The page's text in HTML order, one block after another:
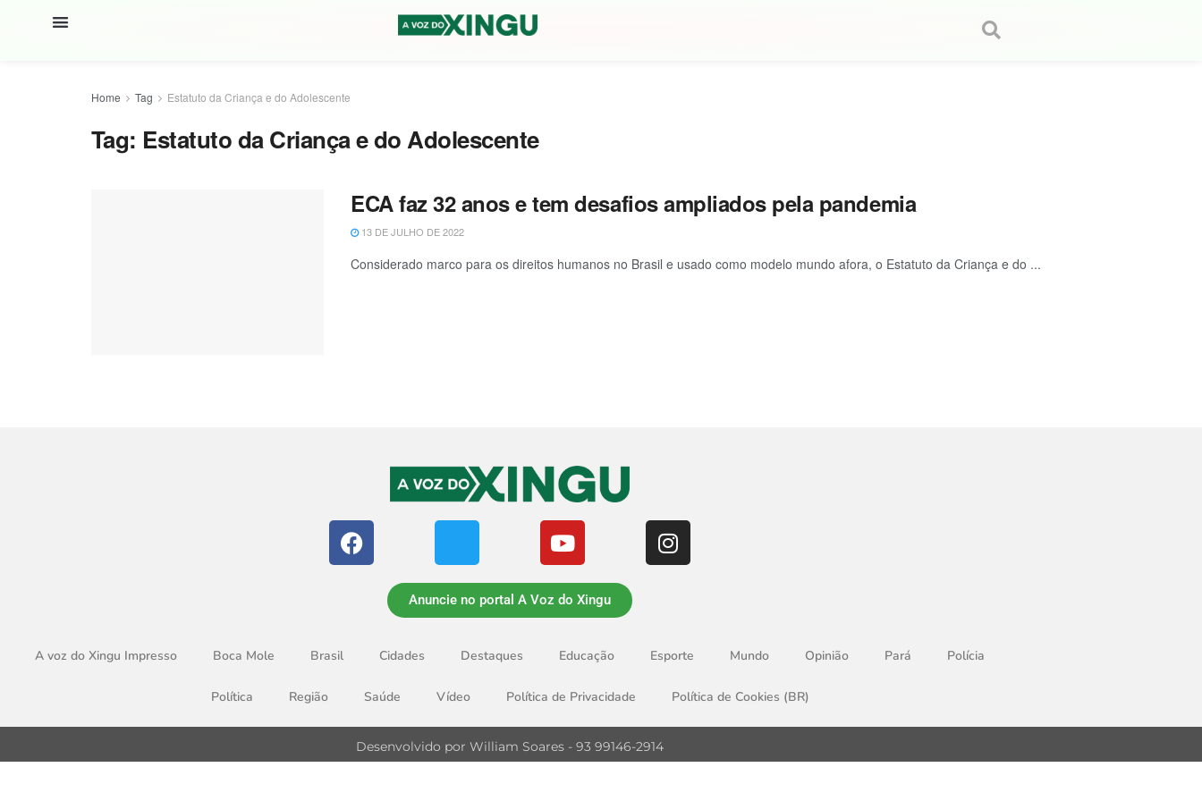
Home Tag Estatuto da Criança e do Adolescente
Tag: Estatuto da Criança e do Adolescente
ECA faz 32 anos e tem desafios ampliados pela pandemia
13 DE JULHO DE 2022
Considerado marco para os direitos humanos no Brasil e usado como modelo mundo afora, o Estatuto da Criança e do ...
Anuncie no portal A Voz do Xingu
A voz do Xingu Impresso Boca Mole Brasil Cidades Destaques Educação Esporte Mundo Opinião Pará Polícia
Política Região Saúde Vídeo Política de Privacidade Política de Cookies (BR)
Desenvolvido por William Soares - 93 99146-2914